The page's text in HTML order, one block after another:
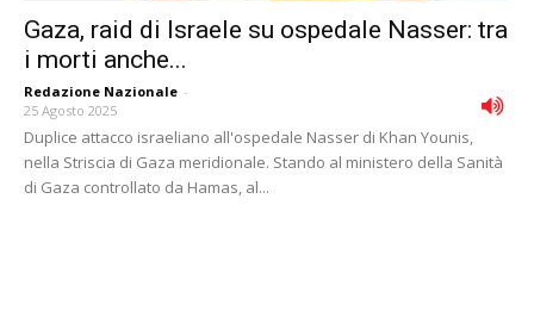
Gaza, raid di Israele su ospedale Nasser: tra
i morti anche...
Redazione Nazionale -
25 Agosto 2025
Duplice attacco israeliano all'ospedale Nasser di Khan Younis,
nella Striscia di Gaza meridionale. Stando al ministero della Sanità
di Gaza controllato da Hamas, al...